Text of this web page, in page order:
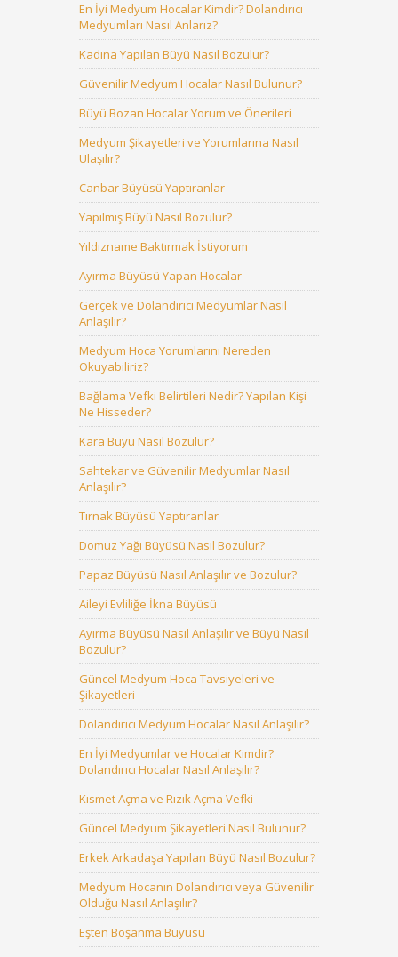
En İyi Medyum Hocalar Kimdir? Dolandırıcı
Medyumları Nasıl Anlarız?
Kadına Yapılan Büyü Nasıl Bozulur?
Güvenilir Medyum Hocalar Nasıl Bulunur?
Büyü Bozan Hocalar Yorum ve Önerileri
Medyum Şikayetleri ve Yorumlarına Nasıl
Ulaşılır?
Canbar Büyüsü Yaptıranlar
Yapılmış Büyü Nasıl Bozulur?
Yıldızname Baktırmak İstiyorum
Ayırma Büyüsü Yapan Hocalar
Gerçek ve Dolandırıcı Medyumlar Nasıl
Anlaşılır?
Medyum Hoca Yorumlarını Nereden
Okuyabiliriz?
Bağlama Vefki Belirtileri Nedir? Yapılan Kişi
Ne Hisseder?
Kara Büyü Nasıl Bozulur?
Sahtekar ve Güvenilir Medyumlar Nasıl
Anlaşılır?
Tırnak Büyüsü Yaptıranlar
Domuz Yağı Büyüsü Nasıl Bozulur?
Papaz Büyüsü Nasıl Anlaşılır ve Bozulur?
Aileyi Evliliğe İkna Büyüsü
Ayırma Büyüsü Nasıl Anlaşılır ve Büyü Nasıl
Bozulur?
Güncel Medyum Hoca Tavsiyeleri ve
Şikayetleri
Dolandırıcı Medyum Hocalar Nasıl Anlaşılır?
En İyi Medyumlar ve Hocalar Kimdir?
Dolandırıcı Hocalar Nasıl Anlaşılır?
Kısmet Açma ve Rızık Açma Vefki
Güncel Medyum Şikayetleri Nasıl Bulunur?
Erkek Arkadaşa Yapılan Büyü Nasıl Bozulur?
Medyum Hocanın Dolandırıcı veya Güvenilir
Olduğu Nasıl Anlaşılır?
Eşten Boşanma Büyüsü